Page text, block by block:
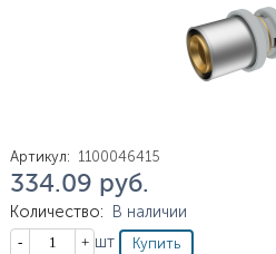
Артикул: 1100046415
Цена
334.09 руб.
Количество:
В наличии
Кол-во
шт